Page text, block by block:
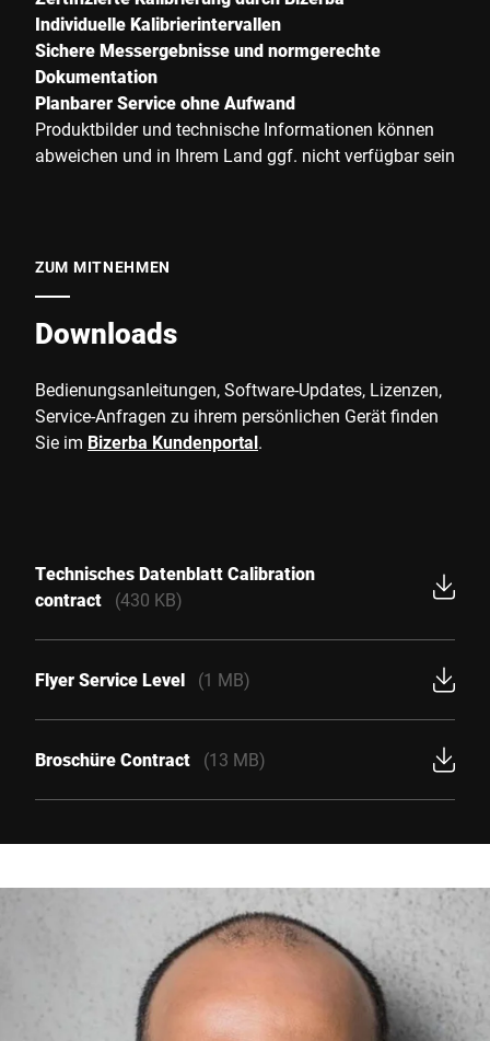
Individuelle Kalibrierintervallen
Sichere Messergebnisse und normgerechte
Dokumentation
Planbarer Service ohne Aufwand
Produktbilder und technische Informationen können
abweichen und in Ihrem Land ggf. nicht verfügbar sein
ZUM MITNEHMEN
Downloads
Bedienungsanleitungen, Software-Updates, Lizenzen,
Service-Anfragen zu ihrem persönlichen Gerät finden
Sie im Bizerba Kundenportal.
Technisches Datenblatt Calibration
contract
(430 KB)
Flyer Service Level (1 MB)
Broschüre Contract (13 MB)